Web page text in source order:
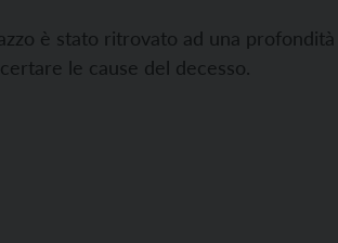
è stato ritrovato ad una
le cause del decesso.